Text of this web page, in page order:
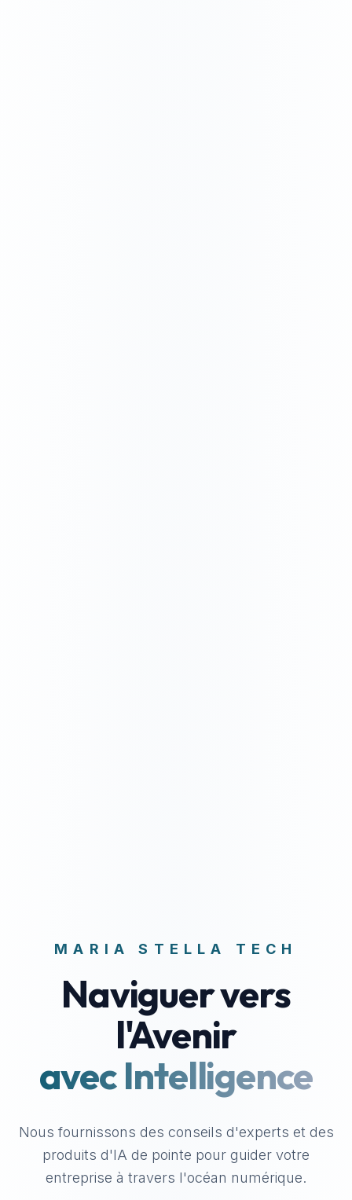
MARIA STELLA TECH
Naviguer vers
l'Avenir
avec Intelligence
Nous fournissons des conseils d'experts et des
produits d'IA de pointe pour guider votre
entreprise à travers l'océan numérique.